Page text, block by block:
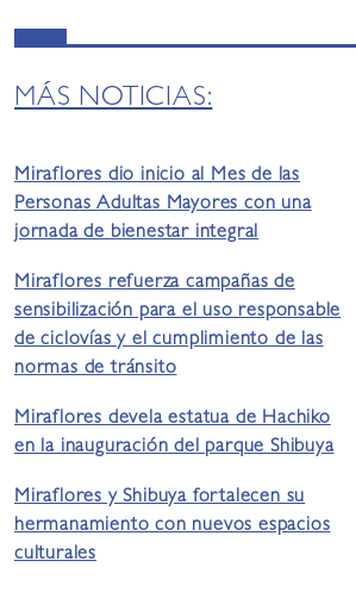
MÁS NOTICIAS:
Miraflores dio inicio al Mes de las
Personas Adultas Mayores con una
jornada de bienestar integral
Miraflores refuerza campañas de
sensibilización para el uso responsable
de ciclovías y el cumplimiento de las
normas de tránsito
Miraflores devela estatua de Hachiko
en la inauguración del parque Shibuya
Miraflores y Shibuya fortalecen su
hermanamiento con nuevos espacios
culturales